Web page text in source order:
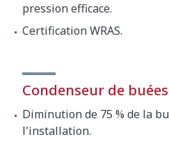
pression efficace.
Certification WRAS.
Condenseur de buées
Diminution de 75 % de la
l'installation.